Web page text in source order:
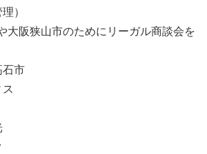
）
大阪狭山市のためにリーガル商談会を
石市